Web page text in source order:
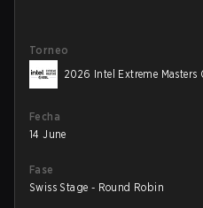
Torneo
2026 Intel Extreme Masters
Fecha
14 June
Fase
Swiss Stage - Round Robin